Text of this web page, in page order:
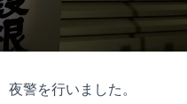
夜警を行いました。